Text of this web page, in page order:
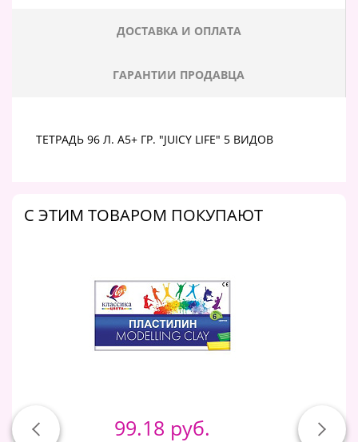
ДОСТАВКА И ОПЛАТА
ГАРАНТИИ ПРОДАВЦА
ТЕТРАДЬ 96 Л. А5+ ГР. "JUICY LIFE" 5 ВИДОВ
C ЭТИМ ТОВАРОМ ПОКУПАЮТ
99.18 руб.